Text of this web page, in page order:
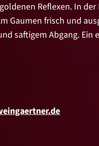
Reflexen. In
Gaumen frisch und
saftigem Abgang. Ein